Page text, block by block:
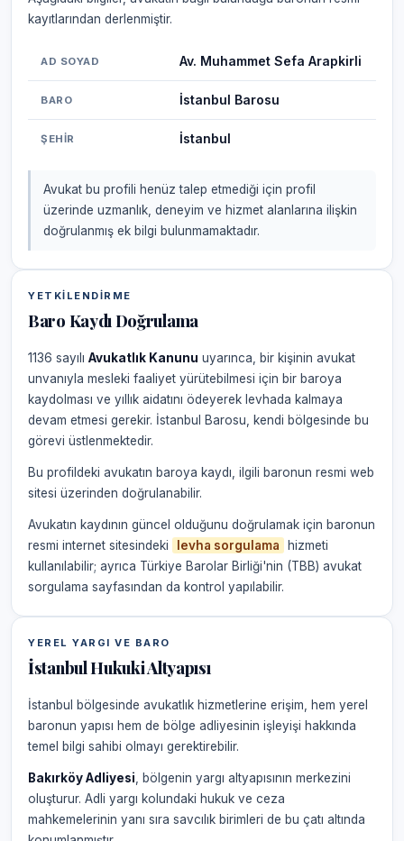
kayıtlarından derlenmiştir.
AD SOYAD Av. Muhammet Sefa Arapkirli
BARO İstanbul Barosu
ŞEHIR İstanbul
Avukat bu profili henüz talep etmediği için profil
üzerinde uzmanlık, deneyim ve hizmet alanlarına ilişkin
doğrulanmış ek bilgi bulunmamaktadır.
YETKILENDIRME
Baro Kaydı Doğrulama
1136 sayılı Avukatlık Kanunu uyarınca, bir kişinin avukat
unvanıyla mesleki faaliyet yürütebilmesi için bir baroya
kaydolması ve yıllık aidatını ödeyerek levhada kalmaya
devam etmesi gerekir. İstanbul Barosu, kendi bölgesinde bu
görevi üstlenmektedir.
Bu profildeki avukatın baroya kaydı, ilgili baronun resmi web
sitesi üzerinden doğrulanabilir.
Avukatın kaydının güncel olduğunu doğrulamak için baronun
resmi internet sitesindeki
levha sorgulama
hizmeti
kullanılabilir; ayrıca Türkiye Barolar Birliği'nin (TBB) avukat
sorgulama sayfasından da kontrol yapılabilir.
YEREL YARGI VE BARO
İstanbul Hukuki Altyapısı
İstanbul bölgesinde avukatlık hizmetlerine erişim, hem yerel
baronun yapısı hem de bölge adliyesinin işleyişi hakkında
temel bilgi sahibi olmayı gerektirebilir.
Bakırköy Adliyesi , bölgenin yargı altyapısının merkezini
oluşturur. Adli yargı kolundaki hukuk ve ceza
mahkemelerinin yanı sıra savcılık birimleri de bu çatı altında